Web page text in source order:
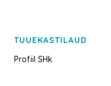
TUUEKASTILAUD
Profiil SHk